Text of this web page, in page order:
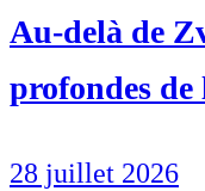
Au-delà de
profondes
28 juillet 2026